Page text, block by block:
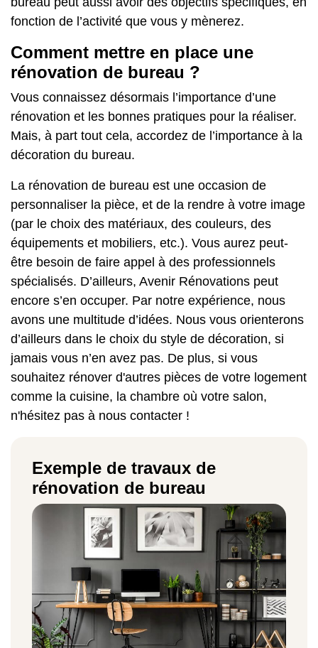
fonction de l’activité que vous y mènerez.
Comment mettre en place une
rénovation de bureau ?
Vous connaissez désormais l’importance d’une
rénovation et les bonnes pratiques pour la réaliser.
Mais, à part tout cela, accordez de l’importance à la
décoration du bureau.
La rénovation de bureau est une occasion de
personnaliser la pièce, et de la rendre à votre image
(par le choix des matériaux, des couleurs, des
équipements et mobiliers, etc.). Vous aurez peut-
être besoin de faire appel à des professionnels
spécialisés. D’ailleurs, Avenir Rénovations peut
encore s’en occuper. Par notre expérience, nous
avons une multitude d’idées. Nous vous orienterons
d’ailleurs dans le choix du style de décoration, si
jamais vous n’en avez pas. De plus, si vous
souhaitez rénover d'autres pièces de votre logement
comme la cuisine, la chambre où votre salon,
n'hésitez pas à nous contacter !
Exemple de travaux de
rénovation de bureau